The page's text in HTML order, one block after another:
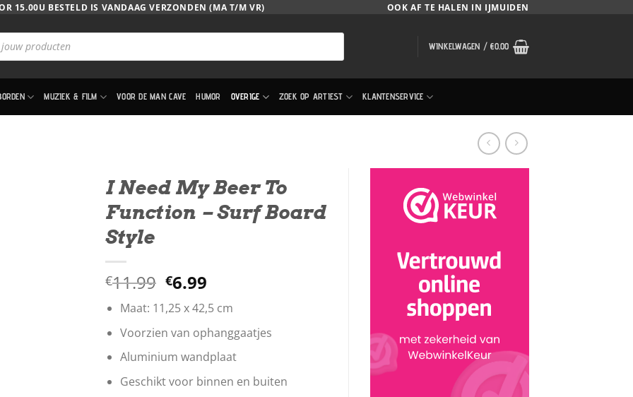
15.00U BESTELD IS VANDAAG VERZONDEN (MA T/M VR) OOK AF TE HALEN IN IJMUIDEN
WINKELWAGEN /€0.00
MUZIEK & FILM VOOR DE MAN CAVE HUMOR OVERIGE ZOEK OP ARTIEST KLANTENSERVICE
I Need My Beer To
Function – Surf Board
Style
€11.99 Oorspronkelijke
prijs
was:
€11.99.
€6.99
prijs
is:
€6.99.
Maat: 11,25 x 42,5 cm
Voorzien van ophanggaatjes
Aluminium wandplaat
Geschikt voor binnen en buiten